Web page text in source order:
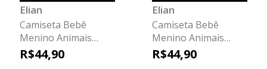
Elian
Camiseta Bebê
Menino Animais
Radicais Elian Verde
R$44,90
Elian
Camiseta Bebê
Menino Animais
Radicais Elian Bege
R$44,90